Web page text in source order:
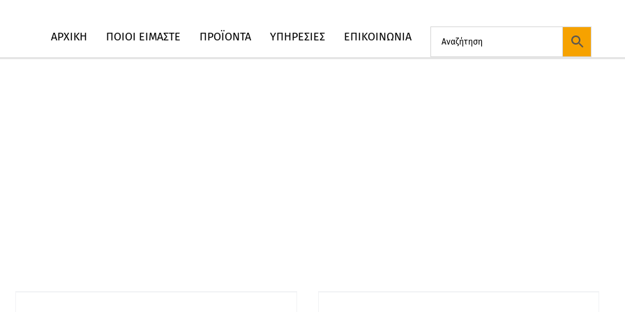
ΑΡΧΙΚΗ ΠΟΙΟΙ ΕΙΜΑΣΤΕ ΠΡΟΪΟΝΤΑ ΥΠΗΡΕΣΙΕΣ ΕΠΙΚΟΙΝΩΝΙΑ